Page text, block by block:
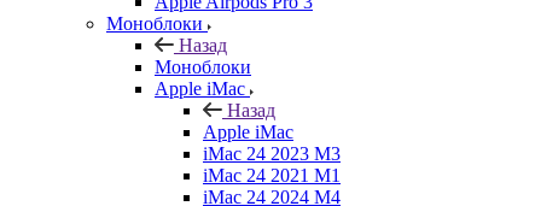
Моноблоки
Назад
Моноблоки
Apple iMac
Назад
Apple iMac
iMac 24 2023 M3
iMac 24 2021 M1
iMac 24 2024 M4